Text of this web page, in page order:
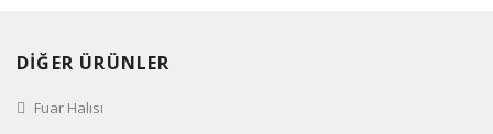
DİĞER ÜRÜNLER
Fuar Halısı